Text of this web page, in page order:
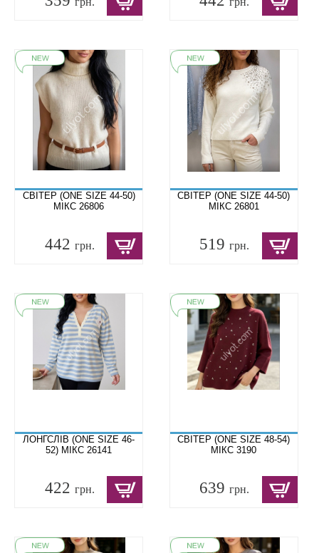
СВІТЕР (ONE SIZE 44-50)
МІКС 26806
442 грн.
СВІТЕР (ONE SIZE 44-50)
МІКС 26801
519грн.
ЛОНГСЛІВ (ONE SIZE 46-
52) МІКС 26141
422 грн.
СВІТЕР (ONE SIZE 48-54)
МІКС 3190
639грн.